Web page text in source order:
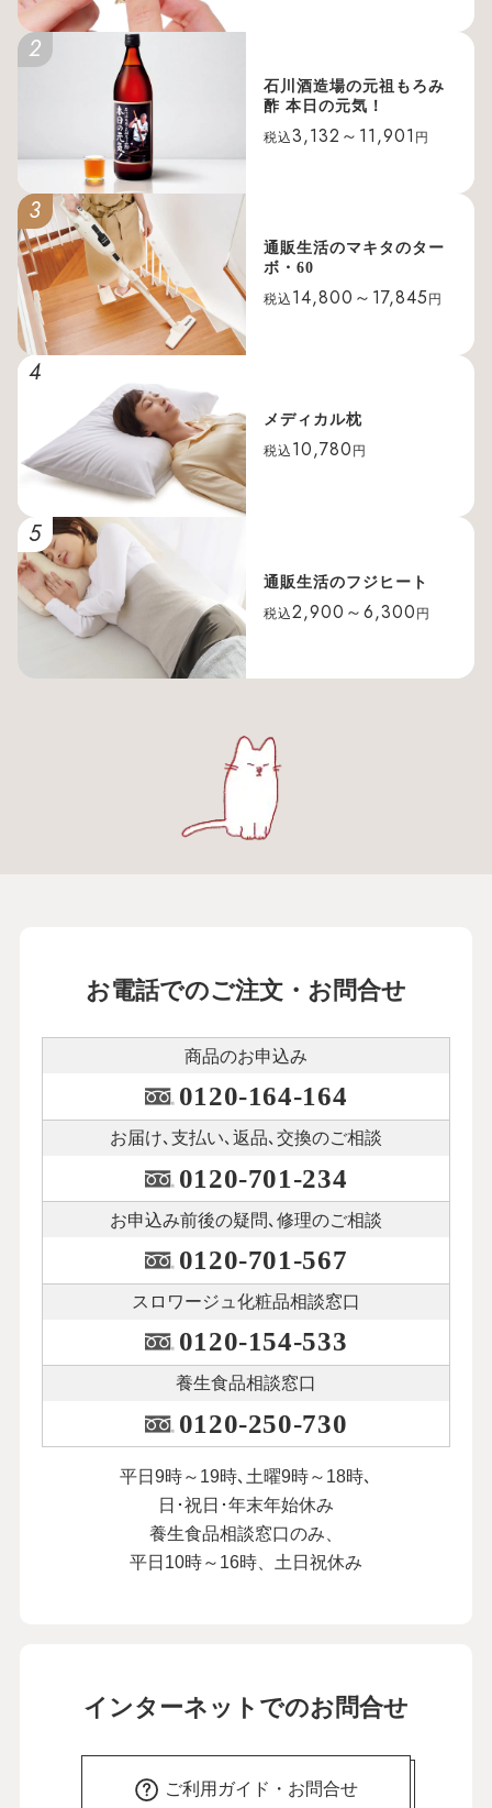
2
石川酒造場の元祖もろみ
酢 本日の元気！
税込3,132～11,901 円
3
通販生活のマキタのター
ボ・60
税込 14,800～17,845 円
4
メディカル枕
税込 10,780 円
5
通販生活のフジヒート
税込2,900～6,300 円
お電話でのご注文・お問合せ
商品のお申込み
0120-164-164
お届け､支払い､ 返品､交換のご相談
0120-701-234
お申込み前後の疑問､修理のご相談
0120-701-567
スロワージュ化粧品相談窓口
0120-154-533
養生食品相談窓口
0120-250-730
平日9時～19時､土曜9時～18時､
日･祝日･年末年始休み
養生食品相談窓口のみ、
平日10時～16時、土日祝休み
インターネットでのお問合せ
ご利用ガイド・お問合せ